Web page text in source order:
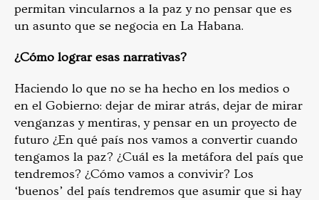
permitan vincularnos a la paz y no pensar que es
un asunto que se negocia en La Habana.
¿Cómo lograr esas narrativas?
Haciendo lo que no se ha hecho en los medios o
en el Gobierno: dejar de mirar atrás, dejar de mirar
venganzas y mentiras, y pensar en un proyecto de
futuro ¿En qué país nos vamos a convertir cuando
tengamos la paz? ¿Cuál es la metáfora del país que
tendremos? ¿Cómo vamos a convivir? Los
‘buenos’ del país tendremos que asumir que si hay